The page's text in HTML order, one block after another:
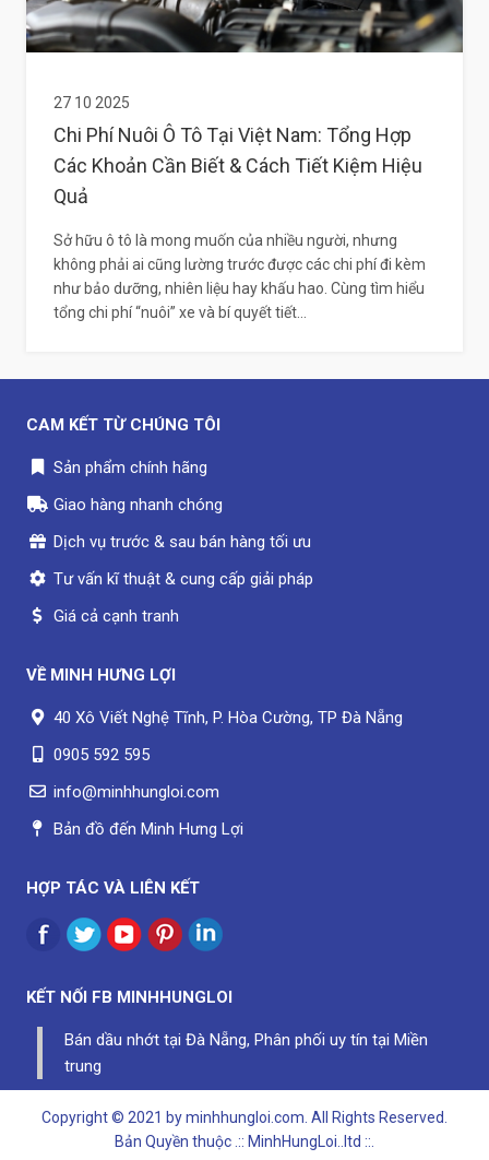
27 10 2025
Chi Phí Nuôi Ô Tô Tại Việt Nam: Tổng Hợp
Các Khoản Cần Biết & Cách Tiết Kiệm Hiệu
Quả
Sở hữu ô tô là mong muốn của nhiều người, nhưng
không phải ai cũng lường trước được các chi phí đi kèm
như bảo dưỡng, nhiên liệu hay khấu hao. Cùng tìm hiểu
tổng chi phí “nuôi” xe và bí quyết tiết...
CAM KẾT TỪ CHÚNG TÔI
Sản phẩm chính hãng
Giao hàng nhanh chóng
Dịch vụ trước & sau bán hàng tối ưu
Tư vấn kĩ thuật & cung cấp giải pháp
Giá cả cạnh tranh
VỀ MINH HƯNG LỢI
40 Xô Viết Nghệ Tĩnh, P. Hòa Cường, TP Đà Nẵng
0905 592 595
info@minhhungloi.com
Bản đồ đến Minh Hưng Lợi
HỢP TÁC VÀ LIÊN KẾT
KẾT NỐI FB MINHHUNGLOI
Bán dầu nhớt tại Đà Nẵng, Phân phối uy tín tại Miền
trung
Copyright © 2021 by minhhungloi.com. All Rights Reserved.
Bản Quyền thuộc .:: MinhHungLoi..ltd ::.